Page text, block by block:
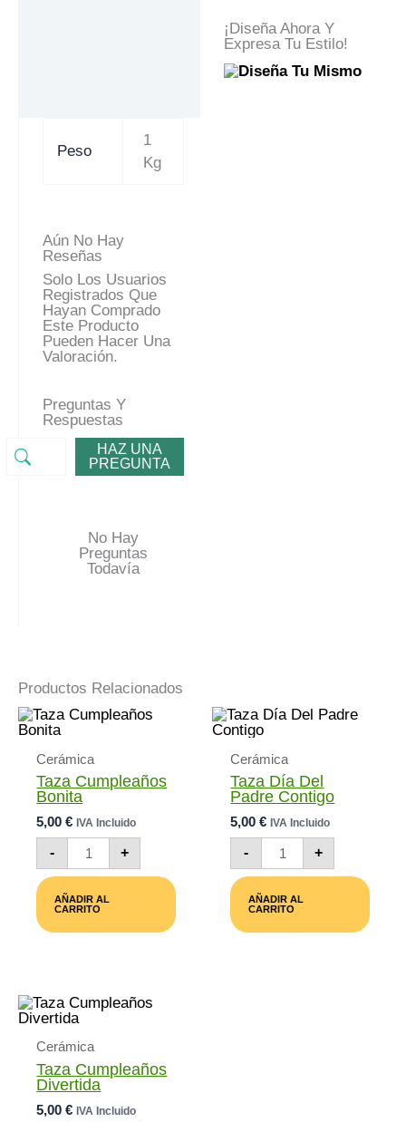
¡Diseña Ahora Y
Expresa Tu Estilo!
Peso
1
Kg
Aún No Hay
Reseñas
Solo Los Usuarios
Registrados Que
Hayan Comprado
Este Producto
Pueden Hacer Una
Valoración.
Preguntas Y
Respuestas
HAZ UNA
PREGUNTA
No Hay
Preguntas
Todavía
Productos Relacionados
Cerámica
Taza Cumpleaños
Bonita
5,00€ IVA Incluido
-
Taza
Cumpleaños
Bonita
+
AÑADIR AL
CARRITO
Cerámica
Taza Día Del
Padre Contigo
5,00€ IVA Incluido
-
Taza
Día
Del
Contigo
+
AÑADIR AL
CARRITO
Cerámica
Taza Cumpleaños
Divertida
5,00€ IVA Incluido